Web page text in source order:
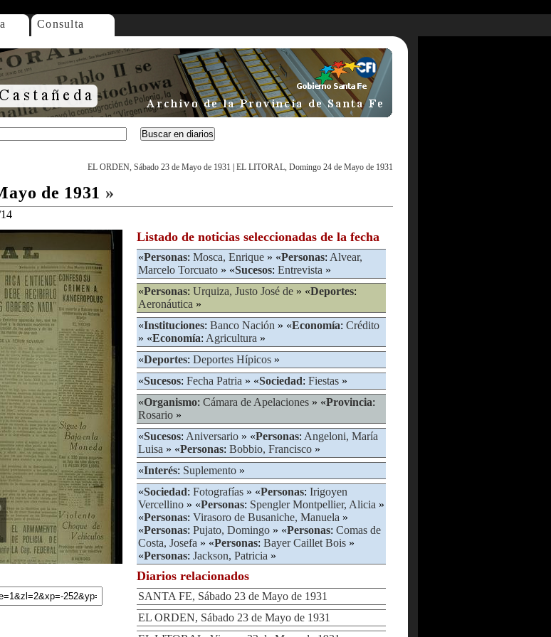
Consulta
EL ORDEN, Sábado 23 de Mayo de 1931 EL LITORAL, Domingo 24 de Mayo de 1931
de 1931 »
Listado de noticias seleccionadas de la fecha
«Personas: Mosca, Enrique » «Personas: Alvear,
Marcelo Torcuato » «Sucesos: Entrevista »
«Personas: Urquiza, Justo José de » «Deportes:
Aeronáutica »
«Instituciones: Banco Nación » «Economía: Crédito
» «Economía: Agricultura »
«Deportes: Deportes Hípicos »
«Sucesos: Fecha Patria » «Sociedad: Fiestas »
«Organismo: Cámara de Apelaciones » «Provincia:
Rosario »
«Sucesos: Aniversario » «Personas: Angeloni, María
Luisa » «Personas: Bobbio, Francisco »
«Interés: Suplemento »
«Sociedad: Fotografías » «Personas: Irigoyen
Vercellino » «Personas: Spengler Montpellier, Alicia »
«Personas: Virasoro de Busaniche, Manuela »
«Personas: Pujato, Domingo » «Personas: Comas de
Costa, Josefa » «Personas: Bayer Caillet Bois »
«Personas: Jackson, Patricia »
Diarios relacionados
SANTA FE, Sábado 23 de Mayo de 1931
EL ORDEN, Sábado 23 de Mayo de 1931